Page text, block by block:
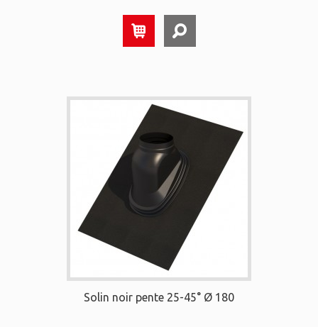
Solin noir pente 25-45° Ø 180